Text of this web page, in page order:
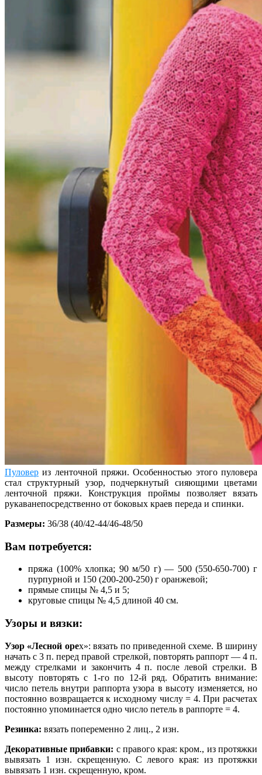
Пуловер из ленточной пряжи. Особенностью этого пуловера
стал структурный узор, подчеркнутый сияющими цветами
ленточной пряжи. Конструкция проймы позволяет вязать
рукаванепосредственно от боковых краев переда и спинки.
Размеры: 36/38 (40/42-44/46-48/50
Вам потребуется:
пряжа (100% хлопка; 90 м/50 г) — 500 (550-650-700) г
пурпурной и 150 (200-200-250) г оранжевой;
прямые спицы № 4,5 и 5;
круговые спицы № 4,5 длиной 40 см.
Узоры и вязки:
Узор «Лесной орех»: вязать по приведенной схеме. В ширину
начать с 3 п. перед правой стрелкой, повторять раппорт — 4 п.
между стрелками и закончить 4 п. после левой стрелки. В
высоту повторять с 1-го по 12-й ряд. Обратить внимание:
число петель внутри раппорта узора в высоту изменяется, но
постоянно возвращается к исходному числу = 4. При расчетах
постоянно упоминается одно число петель в раппорте = 4.
Резинка: вязать попеременно 2 лиц., 2 изн.
Декоративные прибавки: с правого края: кром., из протяжки
вывязать 1 изн. скрещенную. С левого края: из протяжки
вывязать 1 изн. скрещенную, кром.